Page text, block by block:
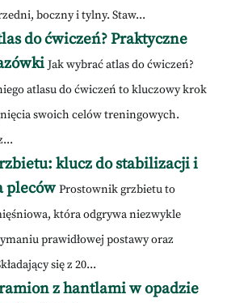
boczny i tylny. Staw...
do ćwiczeń? Praktyczne
Jak wybrać atlas do ćwiczeń?
atlasu do ćwiczeń to kluczowy krok
swoich celów treningowych.
klucz do stabilizacji i
pleców Prostownik grzbietu to
która odgrywa niezwykle
prawidłowej postawy oraz
się z 20...
z hantlami w opadzie